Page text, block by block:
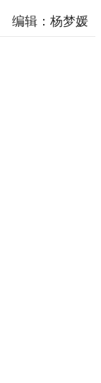
作品著作权
编辑：杨梦媛